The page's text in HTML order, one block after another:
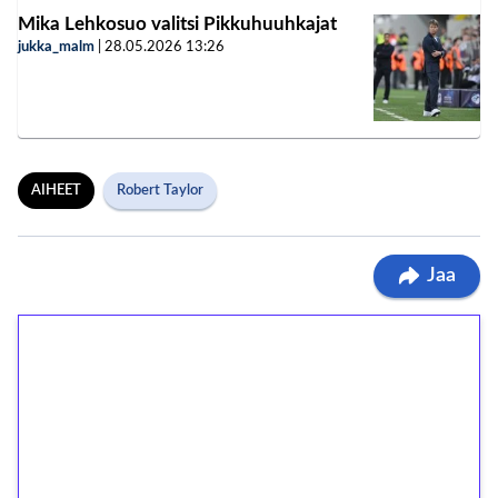
Mika Lehkosuo valitsi Pikkuhuuhkajat
jukka_malm 28.05.2026 13:26
AIHEET Robert Taylor
Jaa